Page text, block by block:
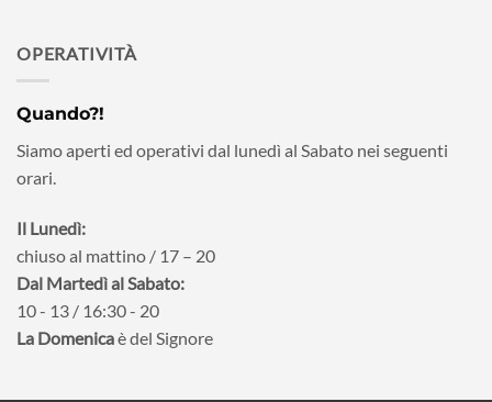
OPERATIVITÀ
Quando?!
Siamo aperti ed operativi dal lunedì al Sabato nei seguenti
orari.
Il Lunedì:
chiuso al mattino / 17 – 20
Dal Martedì al Sabato:
10 - 13 / 16:30 - 20
La Domenicaè del Signore